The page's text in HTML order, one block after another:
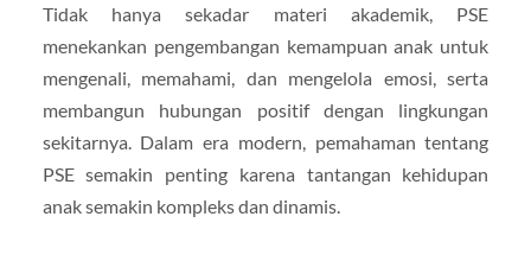
Tidak hanya sekadar materi akademik, PSE
menekankan pengembangan kemampuan anak untuk
mengenali, memahami, dan mengelola emosi, serta
membangun hubungan positif dengan lingkungan
sekitarnya. Dalam era modern, pemahaman tentang
PSE semakin penting karena tantangan kehidupan
anak semakin kompleks dan dinamis.